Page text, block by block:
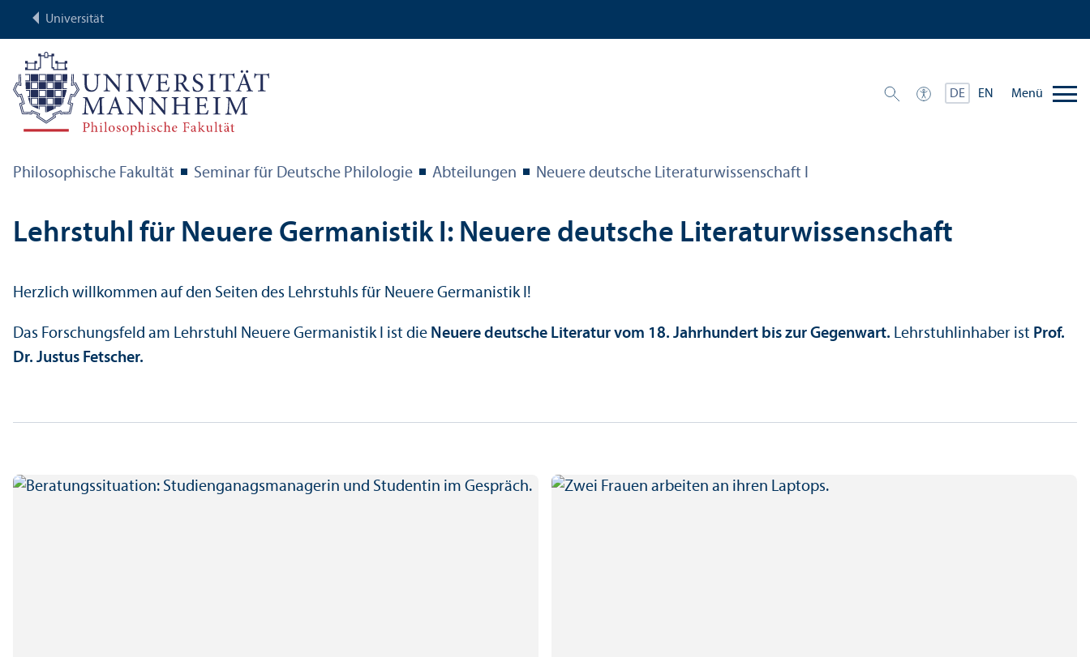
Universität
DE EN Menü
Philosophische Fakultät Seminar für Deutsche Philologie Abteilungen Neuere deutsche Literatur­wissenschaft I
Lehr­stuhl für Neuere Germanistik I: Neuere deutsche Literatur­wissenschaft
Herzlich willkommen auf den Seiten des Lehr­stuhls für Neuere Germanistik I!
Das Forschungs­feld am Lehr­stuhl Neuere Germanistik I ist die Neuere deutsche Literatur vom 18. Jahrhundert bis zur Gegenwart. Lehr­stuhl­inhaber ist Prof.
Dr. Justus Fetscher.